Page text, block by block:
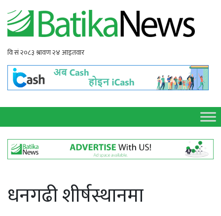
धनगढी शीर्षस्थानमा